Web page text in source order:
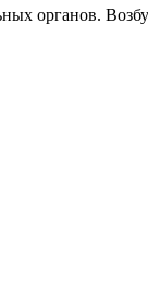
органов.